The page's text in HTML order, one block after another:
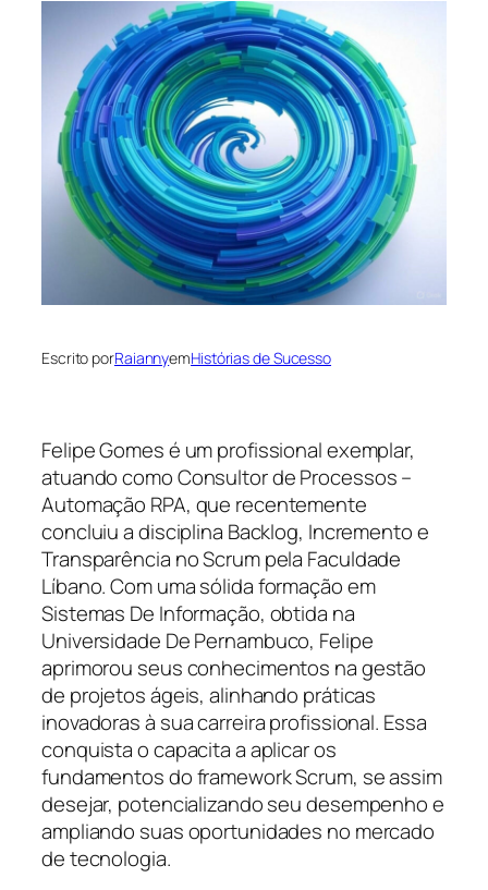
Escrito porRaiannyemHistórias de Sucesso
Felipe Gomes é um profissional exemplar,
atuando como Consultor de Processos –
Automação RPA, que recentemente
concluiu a disciplina Backlog, Incremento e
Transparência no Scrum pela Faculdade
Líbano. Com uma sólida formação em
Sistemas De Informação, obtida na
Universidade De Pernambuco, Felipe
aprimorou seus conhecimentos na gestão
de projetos ágeis, alinhando práticas
inovadoras à sua carreira profissional. Essa
conquista o capacita a aplicar os
fundamentos do framework Scrum, se assim
desejar, potencializando seu desempenho e
ampliando suas oportunidades no mercado
de tecnologia.